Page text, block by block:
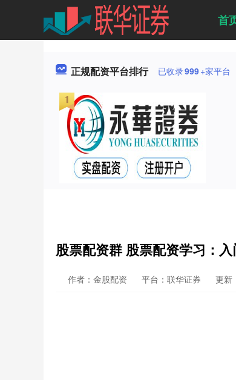
首
正规配资平台排行 已收录999+家平台
股票配资群 股票配资学习：
作者：金股配资 平台：联华证券 更新